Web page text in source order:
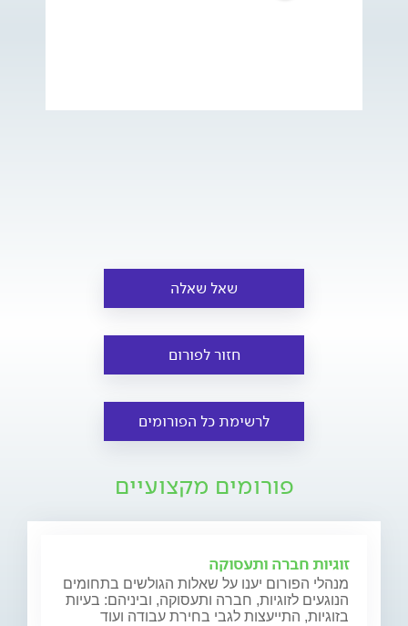
שאל שאלה
חזור לפורום
לרשימת כל הפורומים
פורומים מקצועיים
זוגיות חברה ותעסוקה
מנהלי הפורום יענו על שאלות הגולשים בתחומים
הנוגעים לזוגיות, חברה ותעסוקה, וביניהם: בעיות
בזוגיות, התייעצות לגבי בחירת עבודה ועוד